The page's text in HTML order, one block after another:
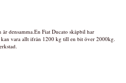
densamma.En Fiat Ducato skåpbil har
vara allt ifrån 1200 kg till en bit över 2000kg.